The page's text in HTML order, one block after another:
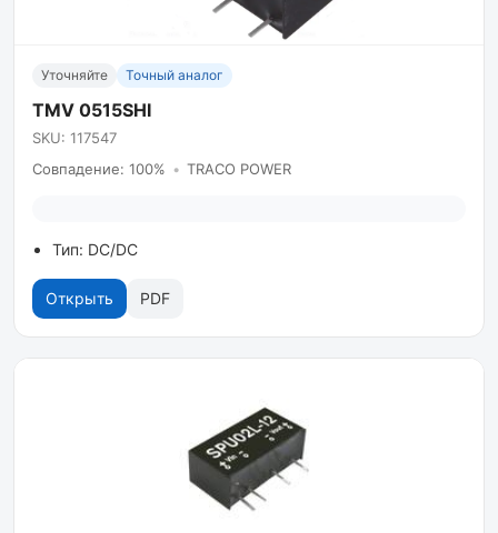
Уточняйте Точный аналог
TMV 0515SHI
SKU: 117547
Совпадение: 100% • TRACO POWER
Тип: DC/DC
Открыть PDF